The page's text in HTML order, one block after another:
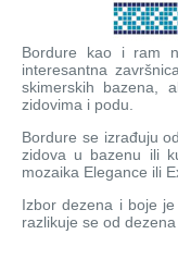
Bordure kao i ram
interesantna
skimerskih bazena,
zidovima i podu.
Bordure se izrađuju
zidova u bazenu ili
mozaika Elegance ili
Izbor dezena i boje
razlikuje se od dezena